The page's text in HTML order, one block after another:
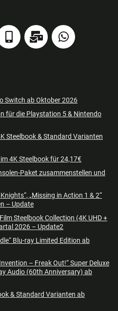
Switch ab Oktober 2026
für die Playstation 5 & Nintendo
Steelbook & Standard Varianten
im 4K Steelbook für 24,17€
Paket zusammenstellen und
„Missing in Action 1 & 2“
– Update
Steelbook Collection (4K UHD +
2026 – Update2
Blu-ray Limited Edition ab
– Freak Out!“ Super Deluxe
Audio (60th Anniversary) ab
& Standard Varianten ab